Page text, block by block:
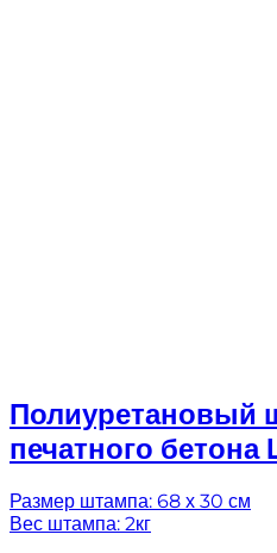
Полиуретановый
печатного
Размер штампа: 68 х 30 см
Вес штампа: 2кг